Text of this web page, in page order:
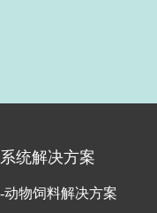
系统解决方案
-动物饲料解决方案